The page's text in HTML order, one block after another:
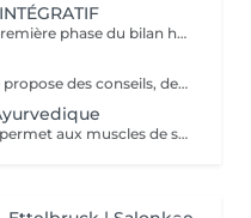
SIGNATURE NINFADAYSPA : - la première phase du bilan holistique : nous abordons vos émotions pour l'équilibre de votre corps et votre esprit - vos habitudes de vie, votre sante , sommeil , alimentation ...etc le 2°rdv ce travail sur les émottions et fleurs de bach . *Le bilan corps 1h15 : permet un diagnostic complet de votre silhouette. Il met en évidence les problématiques minceur, fermeté, et déstockage afin de mieux cibler votre problématique globale. Enfin, un programme de soins sur-mesure vous sera proposé. *Le diagnostic cutané 1h15: révèle l'état de la peau et tous les types de modifications externes et internes non encore visibles à l'il nu. Il s'agit d'un bilan scientifique et reproductible de la peau du visage effectué grâce à des appareils = Routines personnalisées. Découvrez votre typologie de peau = l'objectif est de vous informer en fonction de votre demande les différents soin proposer et le devis . *Check-Up: analyse entre les cure de soins corps et visage
En tant que Coach en nutrition , je propose des conseils, des outils et de l'accompagnement à toutes les personnes désireuses de manger sainement afin de vivre pleinement. Persuadée que la santé se trouve dans l'assiette, je vous aide à rééquilibrer votre alimentation. je vais vous aider à atteindre vos objectifs! lors d'un soin du corps ou soin du visage en cure .
Massage de tradition indienne qui permet aux muscles de se relâcher, pour une meilleure circulation énergétique et une détente profonde. Massage Shirotchampi, massage de la tête et de la nuque, il est très efficace pour renforcer la chevelure, il a de multiples effets, aide à lutter contre le stress, les maux de tête, les insomnies Massage Abhyanga du corps, équilibre les doshas, augmente l'énergie du corps, la vitalité et élimine les tensions, stimule la peau, les muscles, la circulation sanguine et lymphatique, calme le système nerveux, fortifie les poumons et le cur, améliore le travail de digestion et d'élimination.